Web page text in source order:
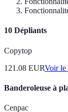
10 Dépliants
Copytop
121.08 EURVoir le
Banderoleuse à
Cenpac